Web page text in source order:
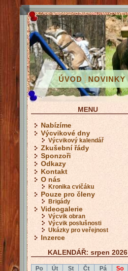
ÚVOD NOVINKY
MENU
Nabízíme
Výcvikové dny
Výcvikový kalendář
Zkušební řády
Sponzoři
Odkazy
Kontakt
O nás
Kronika cvičáku
Pouze pro členy
Brigády
Videogalerie
Výcvik obran
Výcvik poslušnosti
Ukázky pro veřejnost
Inzerce
KALENDÁŘ: srpen 2026
Po Út St Čt Pá So